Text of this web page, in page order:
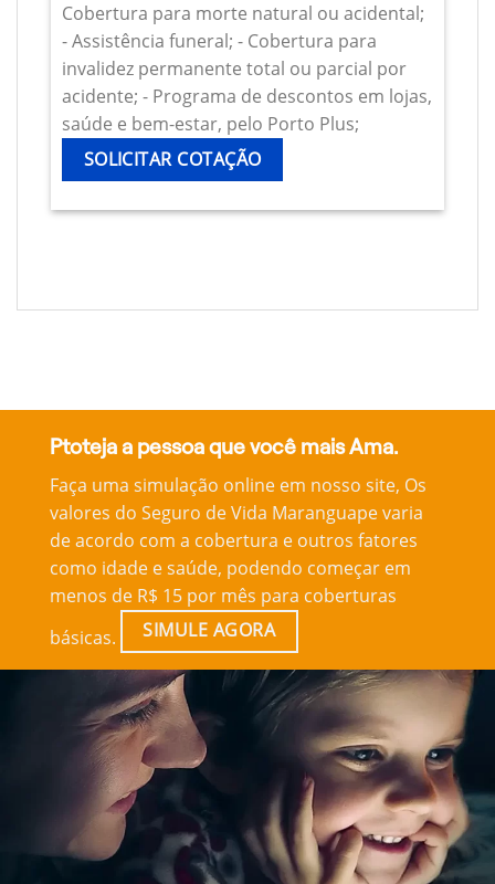
Cobertura para morte natural ou acidental;
- Assistência funeral; - Cobertura para
invalidez permanente total ou parcial por
acidente; - Programa de descontos em lojas,
saúde e bem-estar, pelo Porto Plus;
SOLICITAR COTAÇÃO
Ptoteja a pessoa que você mais Ama.
Faça uma simulação online em nosso site, Os
valores do Seguro de Vida Maranguape varia
de acordo com a cobertura e outros fatores
como idade e saúde, podendo começar em
menos de R$ 15 por mês para coberturas
básicas.
SIMULE AGORA